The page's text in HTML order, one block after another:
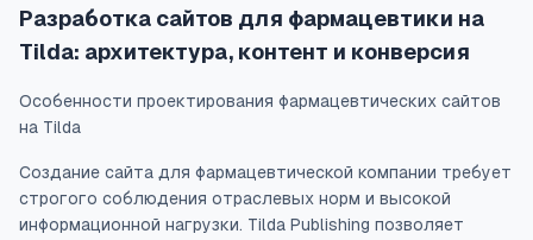
Разработка сайтов для фармацевтики на
Tilda: архитектура, контент и конверсия
Особенности проектирования фармацевтических сайтов
на Tilda
Создание сайта для фармацевтической компании требует
строгого соблюдения отраслевых норм и высокой
информационной нагрузки. Tilda Publishing позволяет